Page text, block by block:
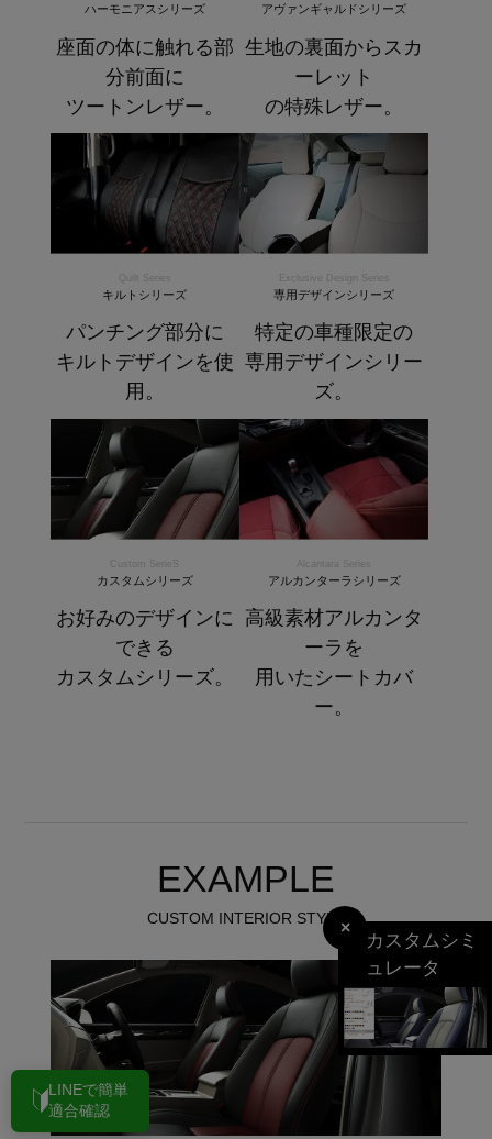
×
カスタムシミ
ュレータ
ハーモニアスシリーズ
座面の体に触れる部
分前面に
ツートンレザー。
アヴァンギャルドシリーズ
生地の裏面からスカ
ーレット
の特殊レザー。
Quilt Series
キルトシリーズ
パンチング部分に
キルトデザインを使
用。
Exclusive Design Series
専用デザインシリーズ
特定の車種限定の
専用デザインシリー
ズ。
Custom SerieS
カスタムシリーズ
お好みのデザインに
できる
カスタムシリーズ。
Alcantara Series
アルカンターラシリーズ
高級素材アルカンタ
ーラを
用いたシートカバ
ー。
EXAMPLE
CUSTOM INTERIOR STYLE
LINEで簡単
適合確認